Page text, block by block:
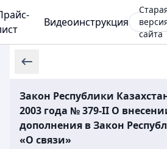
Видеоинструкция
сайта
Закон Республики
2003 года № 379-II О
дополнения в Закон
«О связи»